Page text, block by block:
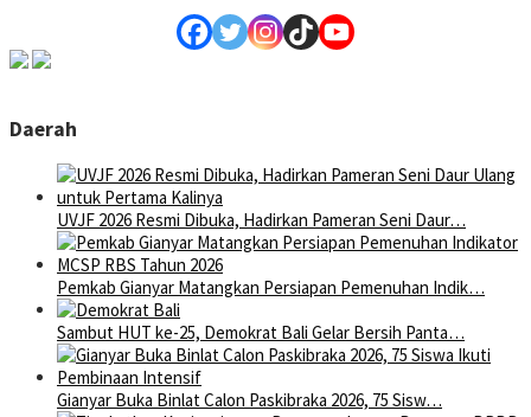
Daerah
UVJF 2026 Resmi Dibuka, Hadirkan Pameran Seni Daur…
Pemkab Gianyar Matangkan Persiapan Pemenuhan Indik…
Sambut HUT ke-25, Demokrat Bali Gelar Bersih Panta…
Gianyar Buka Binlat Calon Paskibraka 2026, 75 Sisw…